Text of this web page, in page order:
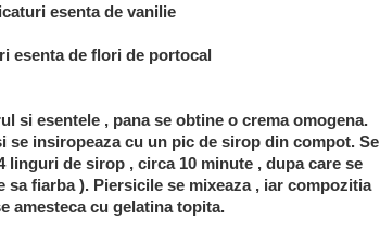
esenta de vanilie
esenta de flori de portocal
si esentele , pana se obtine o crema omogena.
insiropeaza cu un pic de sirop din compot. Se
linguri de sirop , circa 10 minute , dupa care se
fiarba ). Piersicile se mixeaza , iar compozitia
amesteca cu gelatina topita.